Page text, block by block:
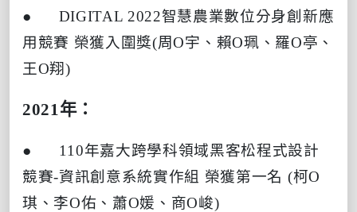
● DIGITAL 2022智慧農業數位分身創新應
用競賽 榮獲入圍獎(周O宇、賴O珮、羅O亭、
王O翔)
2021 年：
● 110年嘉大跨學科領域黑客松程式設計
競賽-資訊創意系統實作組 榮獲第一名 (柯O
琪、李O佑、蕭O媛、商O峻)